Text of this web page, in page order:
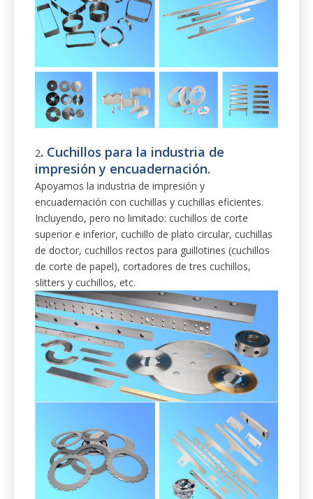
2. Cuchillos para la industria de
impresión y encuadernación.
Apoyamos la industria de impresión y
encuadernación con cuchillas y cuchillas eficientes.
Incluyendo, pero no limitado: cuchillos de corte
superior e inferior, cuchillo de plato circular, cuchillas
de doctor, cuchillos rectos para guillotines (cuchillos
de corte de papel), cortadores de tres cuchillos,
slitters y cuchillos, etc.